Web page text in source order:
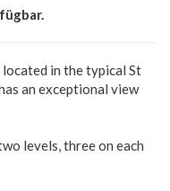
located in the typical St
an exceptional view
levels, three on each